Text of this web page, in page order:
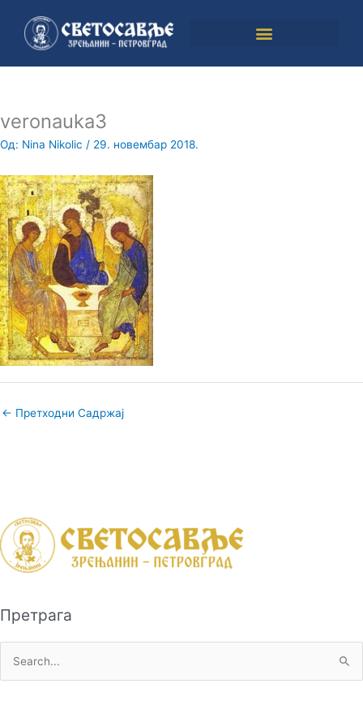
садржај
veronauka3
Од: Nina Nikolic / 29. новембар 2018.
← Претходни Садржај
Претрага